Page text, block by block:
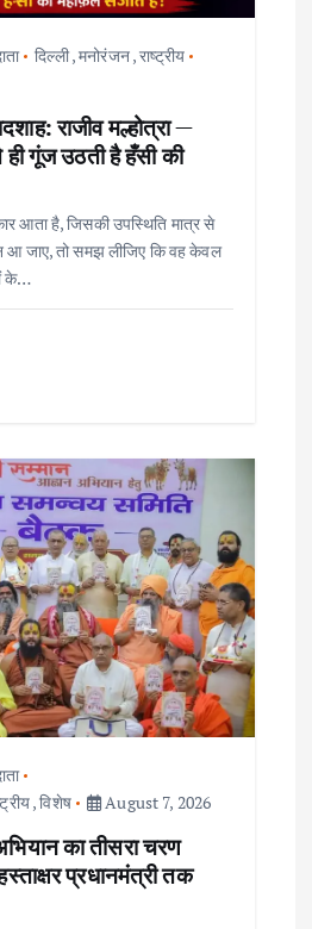
दिल्ली,मनोरंजन,राष्ट्रीय
राजीव मल्होत्रा —
गूंज उठती है हँसी की
आता है, जिसकी उपस्थिति मात्र से
आ जाए, तो समझ लीजिए कि वह केवल
के…
,विशेष August 7, 2026
का तीसरा चरण
प्रधानमंत्री तक